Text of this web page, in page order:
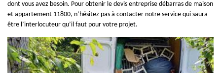
dont vous avez besoin. Pour obtenir le devis entreprise débarras de maison
et appartement 11800, n’hésitez pas à contacter notre service qui saura
être l’interlocuteur qu’il faut pour votre projet.